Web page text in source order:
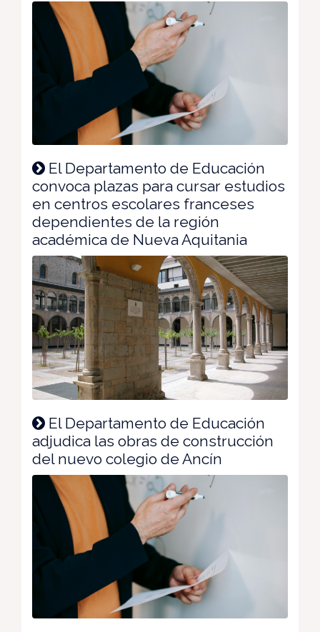
El Departamento de Educación
convoca plazas para cursar estudios
en centros escolares franceses
dependientes de la región
académica de Nueva Aquitania
El Departamento de Educación
adjudica las obras de construcción
del nuevo colegio de Ancín